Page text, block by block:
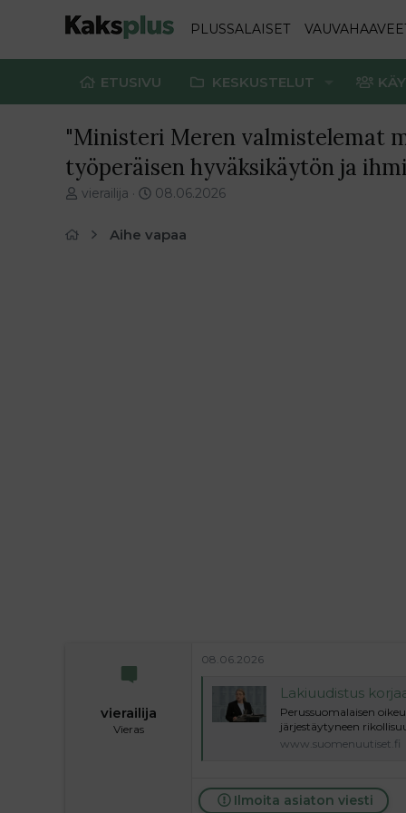
PLUSSALAISET
ETUSIVU KESKUSTELUT
"Ministeri Meren valmistelemat
työperäisen hyväksikäytön ja
V
vierailija
E
i
08.06.2026
Aihe vapaa
vierailija
Vieras
08.06.2026
Lakiuudistus korjaa
Perussuomalaisen
järjestäytyneen
www.suomenuutiset.fi
Ilmoita asiaton viesti